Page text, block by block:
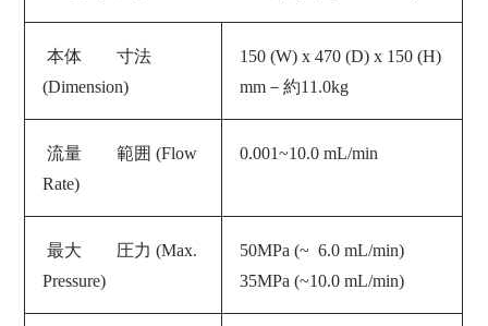
本体 寸法
(Dimension)
150 (W) x 470 (D) x 150 (H)
mm－約11.0kg
流量 範囲 (Flow
Rate)
0.001~10.0 mL/min
最大 圧力 (Max.
Pressure)
50MPa (~ 6.0 mL/min)
35MPa (~10.0 mL/min)